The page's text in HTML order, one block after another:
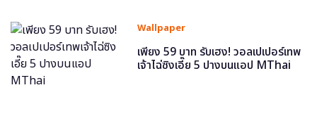
Wallpaper
เพียง 59 บาท รับเฮง! วอลเปเปอร์เทพ
เจ้าไฉ่ซิงเอี๊ย 5 ปางบนแอป MThai